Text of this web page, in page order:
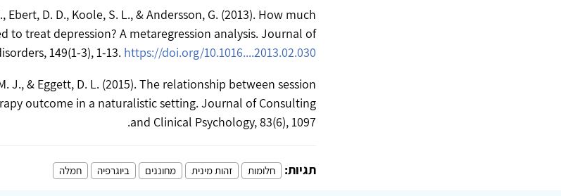
Ebert, D. D., Koole, S. L., & Andersson, G. (2013). How much
to treat depression? A metaregression analysis. Journal of
149(1-3), 1-13. https://doi.org/10.1016....2013.02.030
J., & Eggett, D. L. (2015). The relationship between session
outcome in a naturalistic setting. Journal of Consulting
and Clinical Psychology, 83(6), 1097.
תגיות: חלומות זהות מינית מחוננים ביוגרפיה חמלה